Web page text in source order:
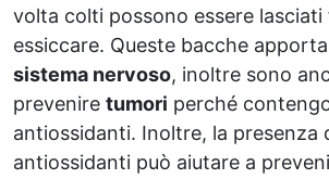
volta colti possono essere
essiccare. Queste bacche
sistema nervoso, inoltre sono
prevenire tumori perché
antiossidanti. Inoltre, la presenza
antiossidanti può aiutare a